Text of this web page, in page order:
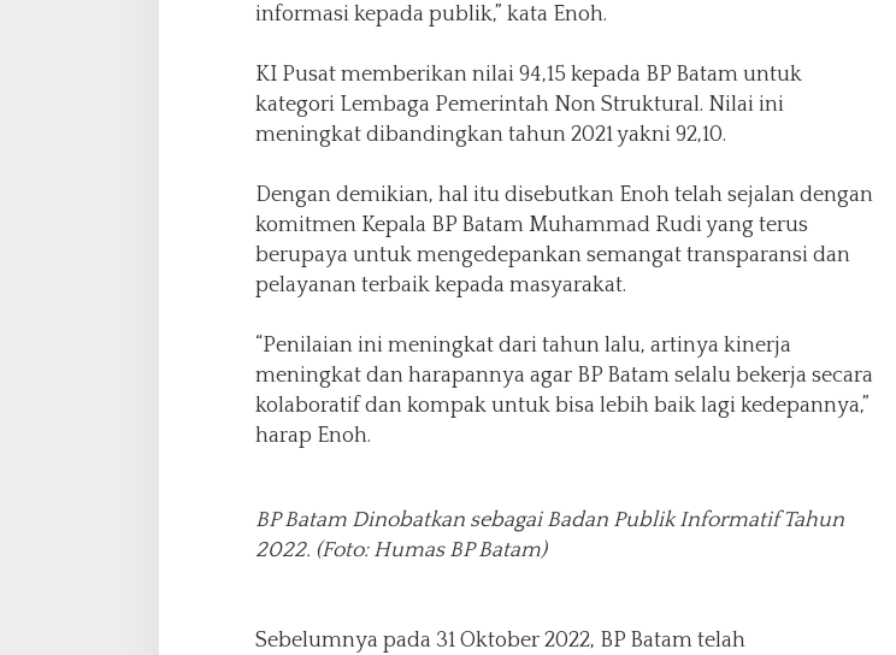
a
n
2
0
informasi kepada publik,” kata Enoh.
KI Pusat memberikan nilai 94,15 kepada BP Batam untuk
kategori Lembaga Pemerintah Non Struktural. Nilai ini
meningkat dibandingkan tahun 2021 yakni 92,10.
Dengan demikian, hal itu disebutkan Enoh telah sejalan dengan
komitmen Kepala BP Batam Muhammad Rudi yang terus
berupaya untuk mengedepankan semangat transparansi dan
pelayanan terbaik kepada masyarakat.
“Penilaian ini meningkat dari tahun lalu, artinya kinerja
meningkat dan harapannya agar BP Batam selalu bekerja secara
kolaboratif dan kompak untuk bisa lebih baik lagi kedepannya,”
harap Enoh.
BP Batam Dinobatkan sebagai Badan Publik Informatif Tahun
2022. (Foto: Humas BP Batam)
Sebelumnya pada 31 Oktober 2022, BP Batam telah